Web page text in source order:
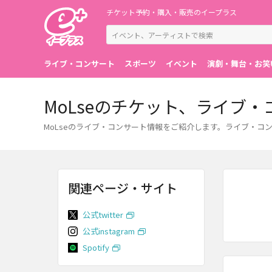
チケット予約・購入・販売のイープラス
ライブ・コンサート スポーツ イベント 演劇・舞台・お笑
MoLseのチケット、ライブ
MoLseのライブ・コンサート情報をご紹介します。ライブ・コ
関連ページ・サイト
公式twitter
公式instagram
Spotify